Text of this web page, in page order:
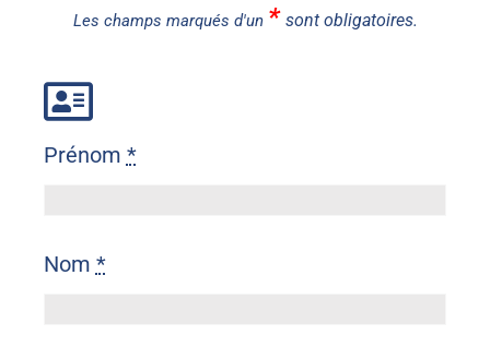
Les champs marqués d'un * sont obligatoires.
Prénom *
Nom *